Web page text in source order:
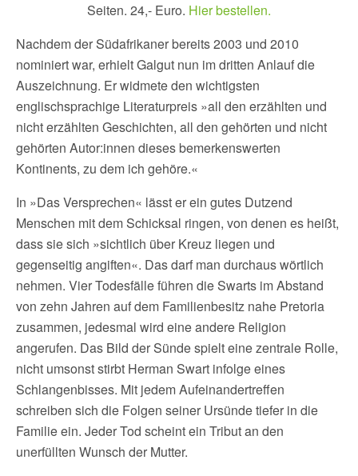
Seiten. 24,- Euro. Hier bestellen.
Nachdem der Südafrikaner bereits 2003 und 2010
nominiert war, erhielt Galgut nun im dritten Anlauf die
Auszeichnung. Er widmete den wichtigsten
englischsprachige Literaturpreis »all den erzählten und
nicht erzählten Geschichten, all den gehörten und nicht
gehörten Autor:innen dieses bemerkenswerten
Kontinents, zu dem ich gehöre.«
In »Das Versprechen« lässt er ein gutes Dutzend
Menschen mit dem Schicksal ringen, von denen es heißt,
dass sie sich »sichtlich über Kreuz liegen und
gegenseitig angiften«. Das darf man durchaus wörtlich
nehmen. Vier Todesfälle führen die Swarts im Abstand
von zehn Jahren auf dem Familienbesitz nahe Pretoria
zusammen, jedesmal wird eine andere Religion
angerufen. Das Bild der Sünde spielt eine zentrale Rolle,
nicht umsonst stirbt Herman Swart infolge eines
Schlangenbisses. Mit jedem Aufeinandertreffen
schreiben sich die Folgen seiner Ursünde tiefer in die
Familie ein. Jeder Tod scheint ein Tribut an den
unerfüllten Wunsch der Mutter.